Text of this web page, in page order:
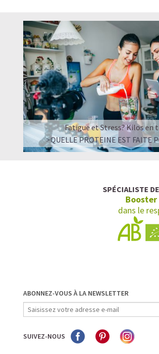
Fatigue et Stress? Kilos en
>QUELLE PROTEINE EST FAITE
SPÉCIALISTE
dans le
ABONNEZ-VOUS À LA NEWSLETTER
SUIVEZ-NOUS